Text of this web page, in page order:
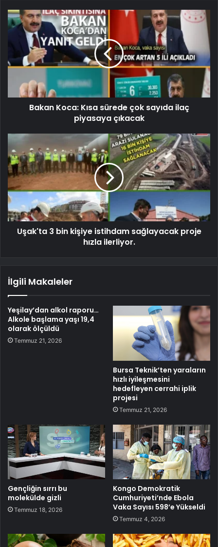
Bakan Koca: Kısa sürede çok sayıda ilaç
piyasaya çıkacak
Uşak'ta 3 bin kişiye istihdam sağlayacak proje
hızla ilerliyor.
İlgili Makaleler
Yeşilay’dan alkol raporu…
Alkole başlama yaşı 19,4
olarak ölçüldü
Temmuz 21, 2026
Bursa Teknik’ten yaraların
hızlı iyileşmesini
hedefleyen cerrahi iplik
projesi
Temmuz 21, 2026
Gençliğin sırrı bu
molekülde gizli
Temmuz 18, 2026
Kongo Demokratik
Cumhuriyeti’nde Ebola
Vaka Sayısı 598’e Yükseldi
Temmuz 4, 2026